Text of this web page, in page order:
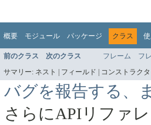
概要 モジュール パッケージ クラス
前のクラス 次のクラス フレーム フ
サマリー: ネスト | フィールド | コンストラクタ
バグを報告する、
さらにAPIリファ